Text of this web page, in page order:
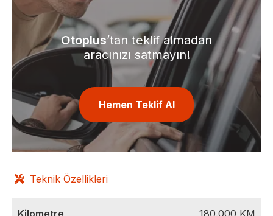
Otoplus’tan teklif almadan
aracınızı satmayın!
Hemen Teklif Al
Teknik Özellikleri